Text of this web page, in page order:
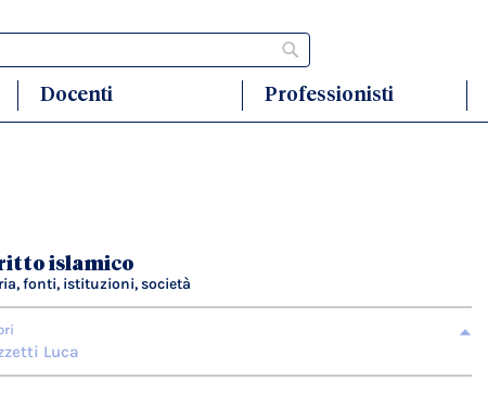
Docenti Professionisti
islamico
fonti, istituzioni, società
Luca